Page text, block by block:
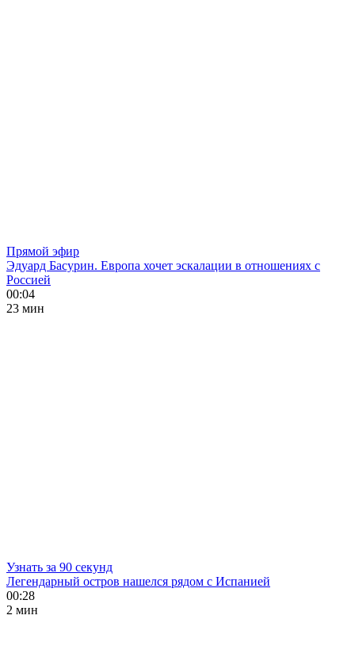
Прямой эфир
Эдуард Басурин. Европа хочет эскалации в отношениях с
Россией
00:04
23 мин
Узнать за 90 секунд
Легендарный остров нашелся рядом с Испанией
00:28
2 мин